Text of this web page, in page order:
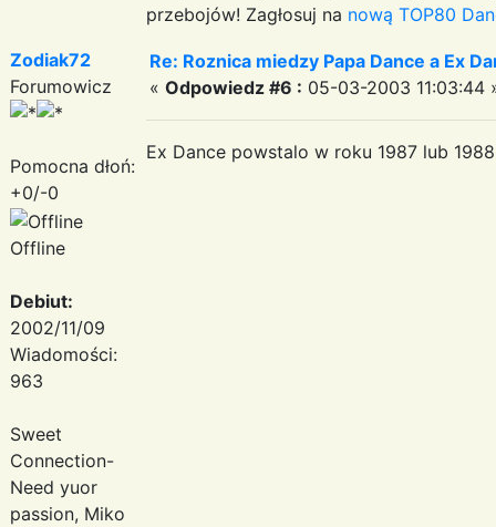
przebojów! Zagłosuj na nową TOP80
Zodiak72
Forumowicz
Pomocna dłoń:
+0/-0
Offline
Debiut:
2002/11/09
Wiadomości:
963
Sweet
Connection-
Need yuor
passion, Miko
Re: Roznica miedzy Papa Dance a Ex
« Odpowiedz #6 : 05-03-2003 11:03:44
Ex Dance powstalo w roku 1987 lub